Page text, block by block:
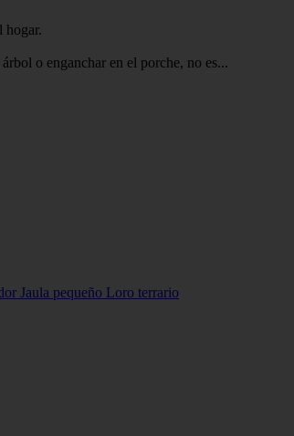
hogar.
o enganchar en el porche, no es...
Jaula pequeño Loro terrario